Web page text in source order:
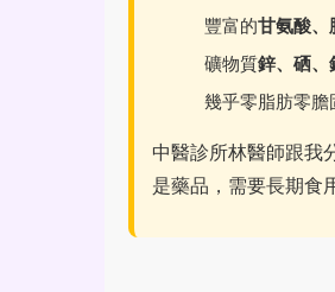
豐富的甘氨酸、
礦物質鋅、硒、
幾乎零脂肪零膽
中醫診所林醫師跟我
是藥品，需要長期食